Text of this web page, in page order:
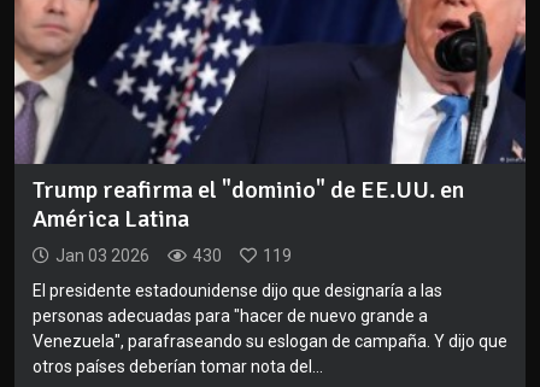
Trump reafirma el "dominio" de EE.UU. en
América Latina
Jan 03 2026 430
119
El presidente estadounidense dijo que designaría a las
personas adecuadas para "hacer de nuevo grande a
Venezuela", parafraseando su eslogan de campaña. Y dijo que
otros países deberían tomar nota del...